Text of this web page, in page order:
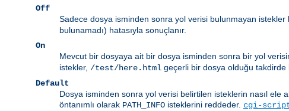
Off
Sadece dosya isminden sonra yol verisi bulunmayan istekler
bulunamadı) hatasıyla sonuçlanır.
On
Mevcut bir dosyaya ait bir dosya isminden sonra bir yol
istekler, /test/here.html geçerli bir dosya olduğu takdirde
Default
Dosya isminden sonra yol verisi belirtilen isteklerin nasıl ele
öntanımlı olarak PATH_INFO isteklerini reddeder. cgi-